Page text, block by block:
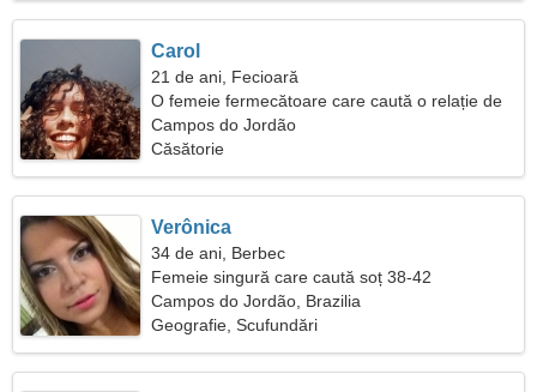
Carol
21 de ani, Fecioară
O femeie fermecătoare care caută o relație de
durată
Campos do Jordão
Căsătorie
Verônica
34 de ani, Berbec
Femeie singură care caută soț 38-42
Campos do Jordão, Brazilia
Geografie, Scufundări